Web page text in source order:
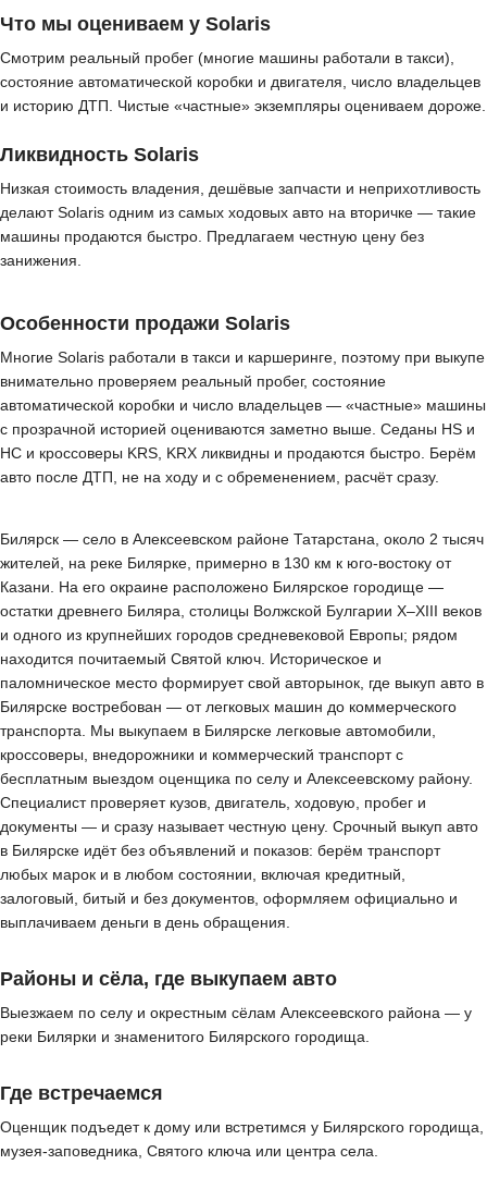
Что мы оцениваем у Solaris
Смотрим реальный пробег (многие машины работали в такси),
состояние автоматической коробки и двигателя, число владельцев
и историю ДТП. Чистые «частные» экземпляры оцениваем дороже.
Ликвидность Solaris
Низкая стоимость владения, дешёвые запчасти и неприхотливость
делают Solaris одним из самых ходовых авто на вторичке — такие
машины продаются быстро. Предлагаем честную цену без
занижения.
Особенности продажи Solaris
Многие Solaris работали в такси и каршеринге, поэтому при выкупе
внимательно проверяем реальный пробег, состояние
автоматической коробки и число владельцев — «частные» машины
с прозрачной историей оцениваются заметно выше. Седаны HS и
HC и кроссоверы KRS, KRX ликвидны и продаются быстро. Берём
авто после ДТП, не на ходу и с обременением, расчёт сразу.
Билярск — село в Алексеевском районе Татарстана, около 2 тысяч
жителей, на реке Билярке, примерно в 130 км к юго-востоку от
Казани. На его окраине расположено Билярское городище —
остатки древнего Биляра, столицы Волжской Булгарии X–XIII веков
и одного из крупнейших городов средневековой Европы; рядом
находится почитаемый Святой ключ. Историческое и
паломническое место формирует свой авторынок, где выкуп авто в
Билярске востребован — от легковых машин до коммерческого
транспорта. Мы выкупаем в Билярске легковые автомобили,
кроссоверы, внедорожники и коммерческий транспорт с
бесплатным выездом оценщика по селу и Алексеевскому району.
Специалист проверяет кузов, двигатель, ходовую, пробег и
документы — и сразу называет честную цену. Срочный выкуп авто
в Билярске идёт без объявлений и показов: берём транспорт
любых марок и в любом состоянии, включая кредитный,
залоговый, битый и без документов, оформляем официально и
выплачиваем деньги в день обращения.
Районы и сёла, где выкупаем авто
Выезжаем по селу и окрестным сёлам Алексеевского района — у
реки Билярки и знаменитого Билярского городища.
Где встречаемся
Оценщик подъедет к дому или встретимся у Билярского городища,
музея-заповедника, Святого ключа или центра села.